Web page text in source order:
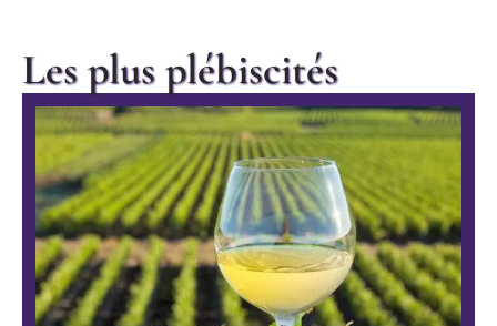
Les plus plébiscités